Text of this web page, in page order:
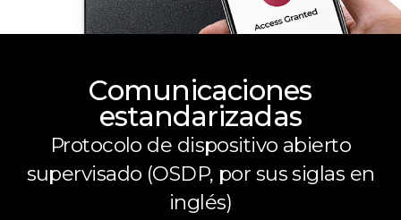
Comunicaciones
estandarizadas
Protocolo de dispositivo abierto
supervisado (OSDP, por sus siglas en
inglés)